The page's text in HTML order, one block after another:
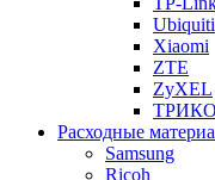
Ubiquiti
Xiaomi
ZTE
ZyXEL
Расходные
Samsung
Ricoh